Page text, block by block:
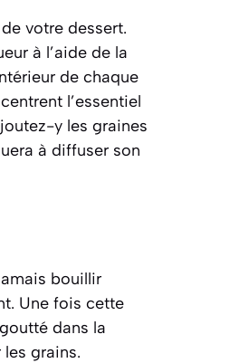
votre dessert.
à l’aide de la
de chaque
l’essentiel
y les graines
à diffuser son
bouillir
Une fois cette
dans la
grains.